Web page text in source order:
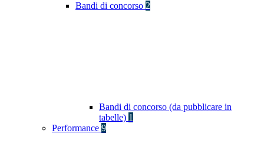
Bandi di concorso 2
Bandi di concorso (da pubblicare in
tabelle) 1
Performance 9